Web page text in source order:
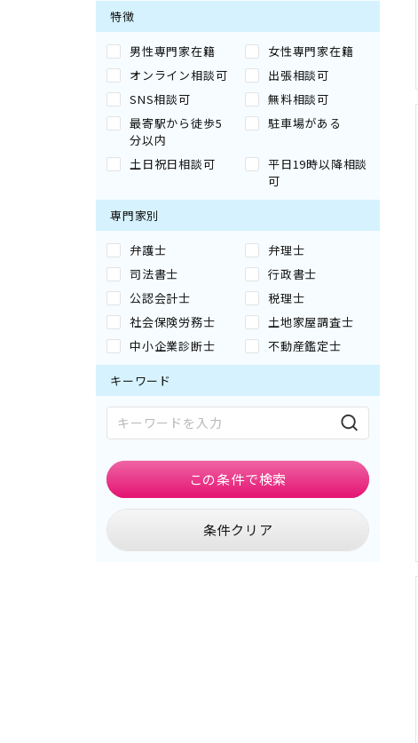
特徴
男性専門家在籍
女性専門家在籍
オンライン相談可
出張相談可
SNS相談可
無料相談可
最寄駅から徒歩5
分以内
駐車場がある
土日祝日相談可
平日19時以降相談
可
専門家別
弁護士
弁理士
司法書士
行政書士
公認会計士
税理士
社会保険労務士
土地家屋調査士
中小企業診断士
不動産鑑定士
キーワード
条件クリア
この条件で検索